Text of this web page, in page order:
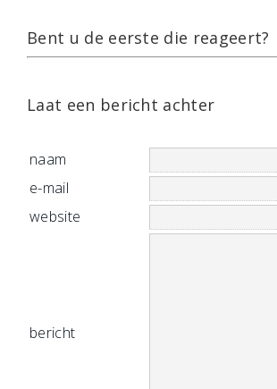
Bent u de eerste die reageert?
Laat een bericht achter
naam
e-mail
website
bericht